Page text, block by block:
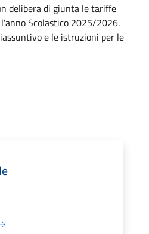
delibera di giunta le tariffe
Scolastico 2025/2026.
e le istruzioni per le